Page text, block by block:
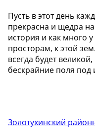
Пусть в этот день
прекрасна и щедра
история и как много
просторам, к этой
всегда будет
бескрайние поля
Золотухинский